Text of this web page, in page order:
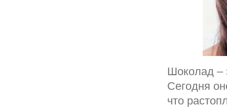
Шоколад –
Сегодня
что